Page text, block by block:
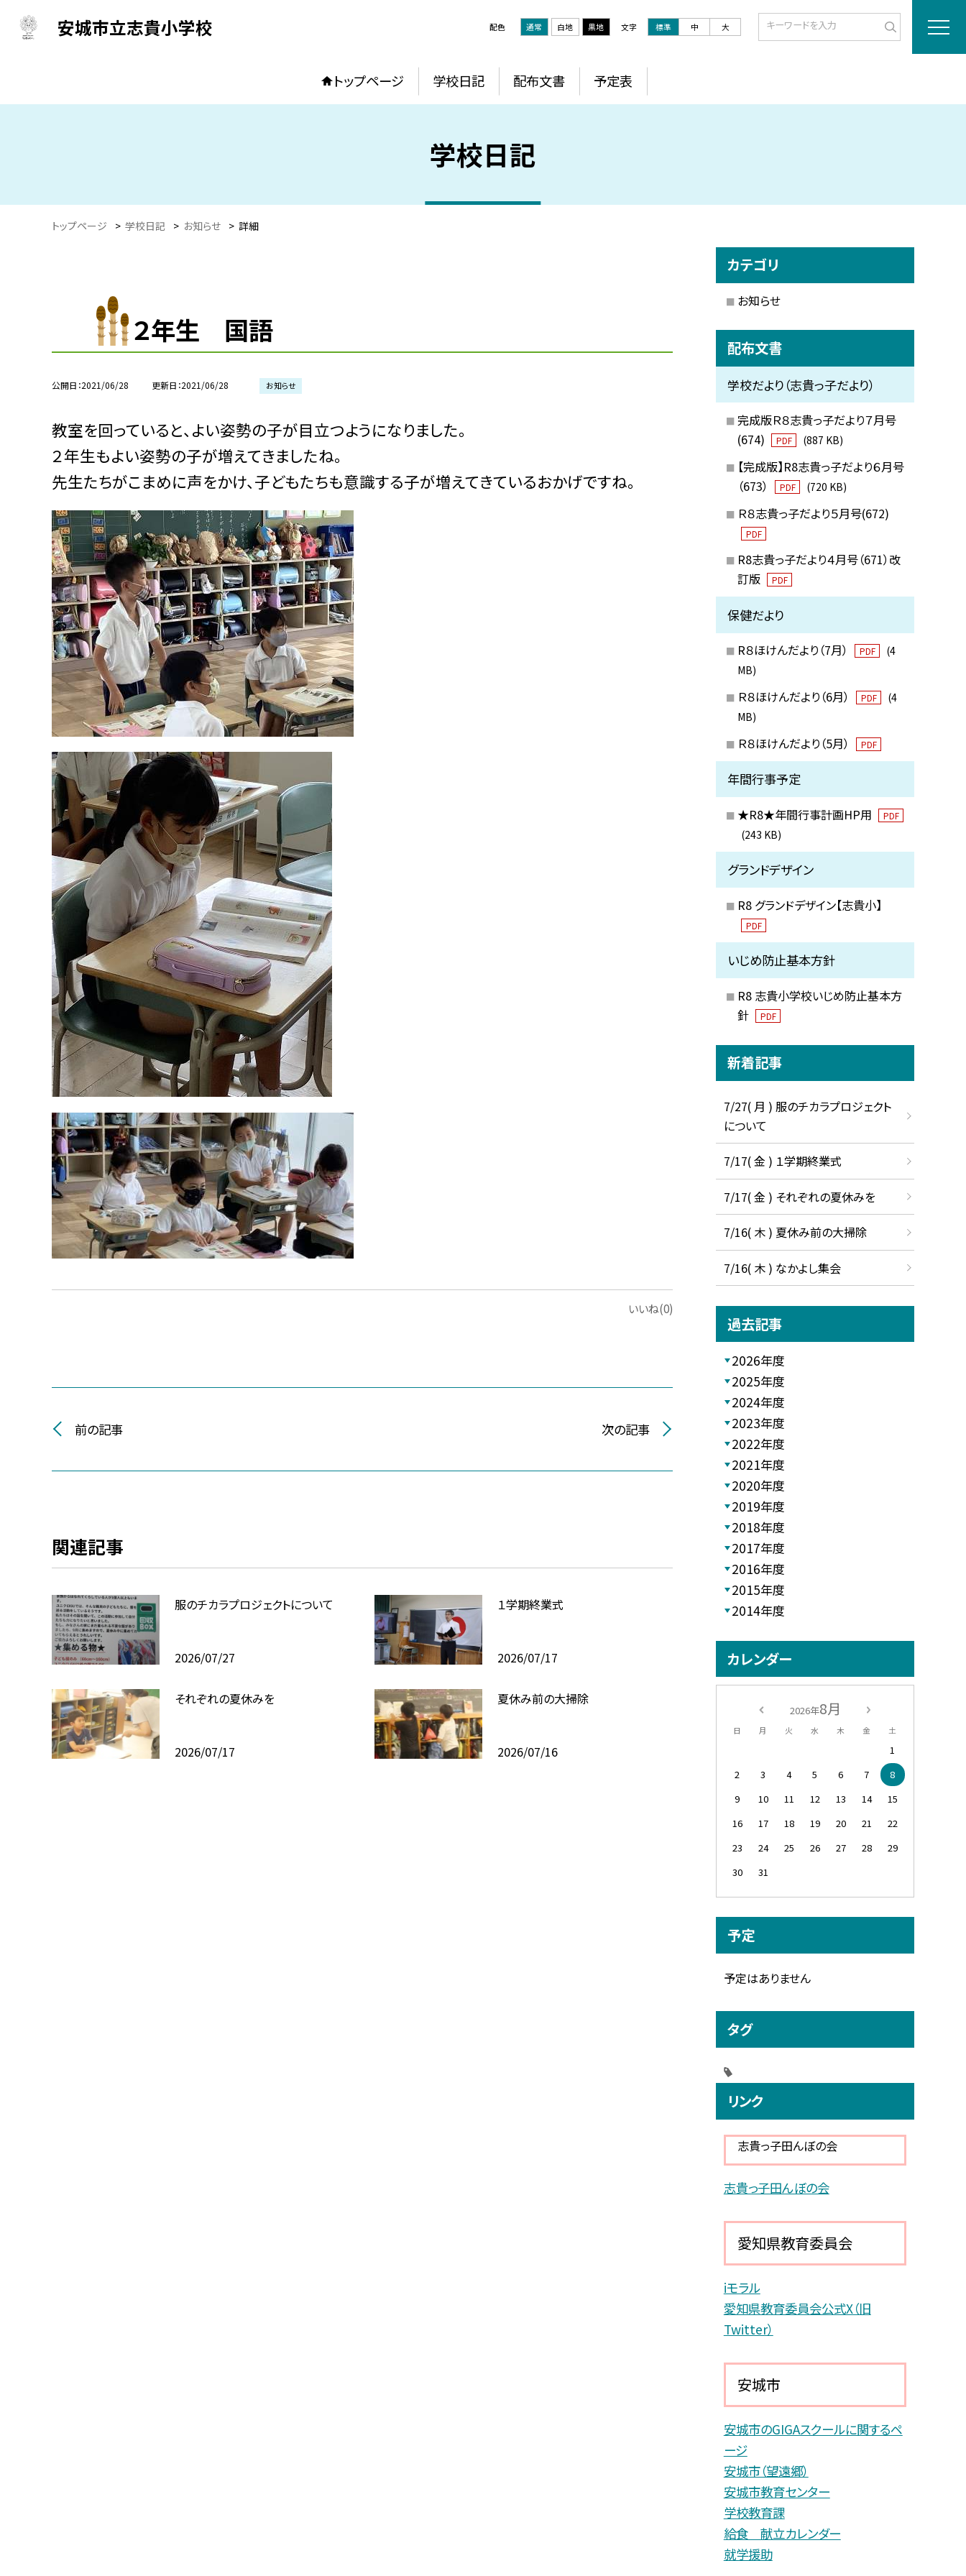
安城市立志貴小学校 配色 通常 白地 黒地 文字 標準 中 大
トップページ 学校日記 配布文書 予定表
学校日記
トップページ > 学校日記 > お知らせ > 詳細
２年生 国語
公開日 2021/06/28 更新日 2021/06/28 お知らせ
教室を回っていると、よい姿勢の子が目立つようになりました。
２年生もよい姿勢の子が増えてきましたね。
先生たちがこまめに声をかけ、子どもたちも意識する子が増えてきているおかげですね。
いいね(0)
前の記事 次の記事
関連記事
服のチカラプロジェクトについて
2026/07/27
１学期終業式
2026/07/17
それぞれの夏休みを
2026/07/17
夏休み前の大掃除
2026/07/16
カテゴリ
お知らせ
配布文書
学校だより（志貴っ子だより）
完成版Ｒ８志貴っ子だより７月号
(674)
PDF (887 KB)
【完成版】R8志貴っ子だより６月号
（673）
PDF (720 KB)
Ｒ８志貴っ子だより５月号(672)
PDF
R8志貴っ子だより４月号（671）改
訂版
PDF
保健だより
R８ほけんだより（7月） PDF
(4
MB)
Ｒ８ほけんだより（6月） PDF
(4
MB)
Ｒ８ほけんだより（5月） PDF
年間行事予定
★R8★年間行事計画HP用 PDF
(243 KB)
グランドデザイン
R8 グランドデザイン【志貴小】
PDF
いじめ防止基本方針
R8 志貴小学校いじめ防止基本方
針
PDF
新着記事
7/27( 月 ) 服のチカラプロジェクト
について
7/17( 金 ) １学期終業式
7/17( 金 ) それぞれの夏休みを
7/16( 木 ) 夏休み前の大掃除
7/16( 木 ) なかよし集会
過去記事
2026年度
2025年度
2024年度
2023年度
2022年度
2021年度
2020年度
2019年度
2018年度
2017年度
2016年度
2015年度
2014年度
カレンダー
2026年8月
日 月 火 水 木 金 土
1
2
3 4 5 6 7
8
9
10 11 12 13 14
15
16
17 18 19 20 21
22
23
24 25 26 27 28
29
30
31
予定
予定はありません
タグ
リンク
志貴っ子田んぼの会
志貴っ子田んぼの会
愛知県教育委員会
iモラル
愛知県教育委員会公式X（旧
Twitter）
安城市
安城市のGIGAスクールに関するペ
ージ
安城市（望遠郷）
安城市教育センター
学校教育課
給食 献立カレンダー
就学援助